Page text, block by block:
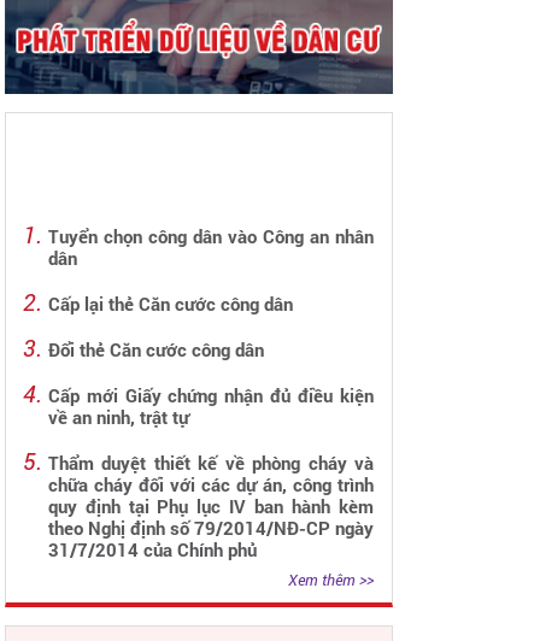
Tuyển chọn công dân vào Công an nhân
dân
Cấp lại thẻ Căn cước công dân
Đổi thẻ Căn cước công dân
Cấp mới Giấy chứng nhận đủ điều kiện
về an ninh, trật tự
Thẩm duyệt thiết kế về phòng cháy và
chữa cháy đối với các dự án, công trình
quy định tại Phụ lục IV ban hành kèm
theo Nghị định số 79/2014/NĐ-CP ngày
31/7/2014 của Chính phủ
Xem thêm >>